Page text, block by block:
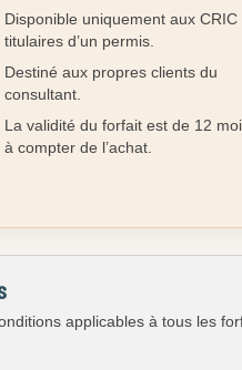
Disponible uniquement aux CRIC
titulaires d’un permis.
Destiné aux propres clients du
consultant.
La validité du forfait est de 12
à compter de l’achat.
applicables à tous les